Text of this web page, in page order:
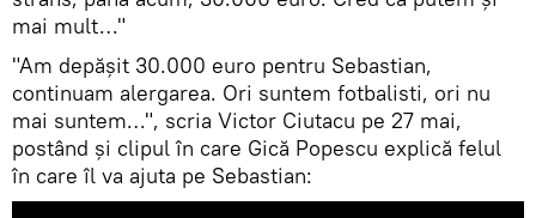
mai mult…"
"Am depășit 30.000 euro pentru Sebastian,
continuam alergarea. Ori suntem fotbalisti, ori nu
mai suntem…", scria Victor Ciutacu pe 27 mai,
postând și clipul în care Gică Popescu explică felul
în care îl va ajuta pe Sebastian: